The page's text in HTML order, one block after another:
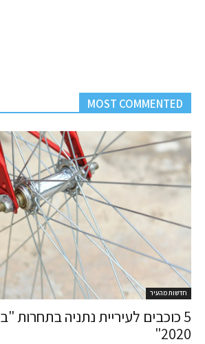
MOST COMMENTED
חדשות מהעיר
5 כוכבים לעיריית נתניה בתחרות
2020"